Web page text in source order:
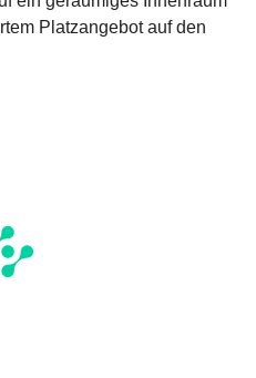
Platzangebot auf den